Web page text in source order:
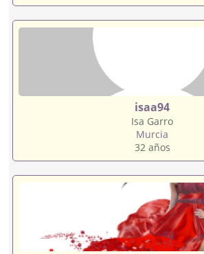
isaa94
Isa Garro
Murcia
32 años